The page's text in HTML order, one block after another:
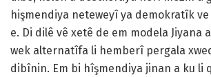
hişmendiya neteweyî ya demokratîk
e. Di dilê vê xetê de em modela Jiyana
wek alternatîfa li hemberî pergala
dibînin. Em bi hîşmendiya jinan a ku li